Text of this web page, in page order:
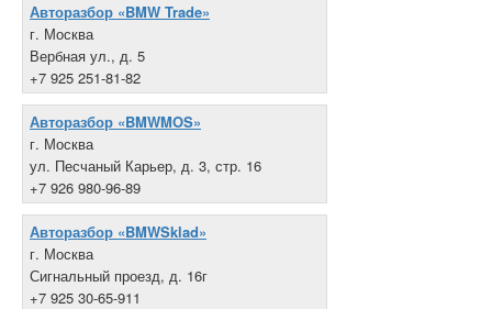
Авторазбор «BMW Trade»
г. Москва
Вербная ул., д. 5
+7 925 251-81-82
Авторазбор «BMWMOS»
г. Москва
ул. Песчаный Карьер, д. 3, стр. 16
+7 926 980-96-89
Авторазбор «BMWSklad»
г. Москва
Сигнальный проезд, д. 16г
+7 925 30-65-911